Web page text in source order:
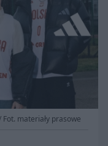
Fot. materiały prasowe